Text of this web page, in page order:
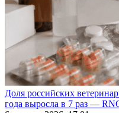
Доля российских
года выросла в 7 раз —